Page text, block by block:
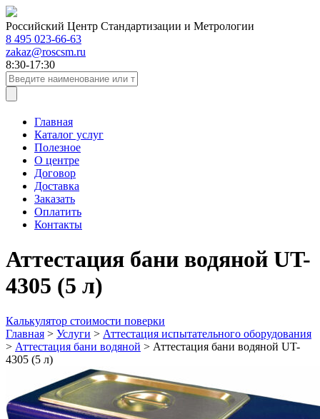
Российский Центр Стандартизации и Метрологии
8 495 023-66-63
zakaz@roscsm.ru
8:30-17:30
Главная
Каталог услуг
Полезное
О центре
Договор
Доставка
Заказать
Оплатить
Контакты
Аттестация бани водяной UT-
4305 (5 л)
Калькулятор стоимости поверки
Главная > Услуги > Аттестация испытательного оборудования
> Аттестация бани водяной > Аттестация бани водяной UT-
4305 (5 л)